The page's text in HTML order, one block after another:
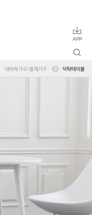
대리석가구/철재가구 식탁테이블